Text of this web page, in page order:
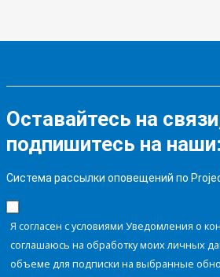
Оставайтесь на
подпишитесь на наши:
Система рассылки оповещений по
Я согласен с условиями Уведомления о
соглашаюсь на обработку моих личных
объеме для подписки на выбранные